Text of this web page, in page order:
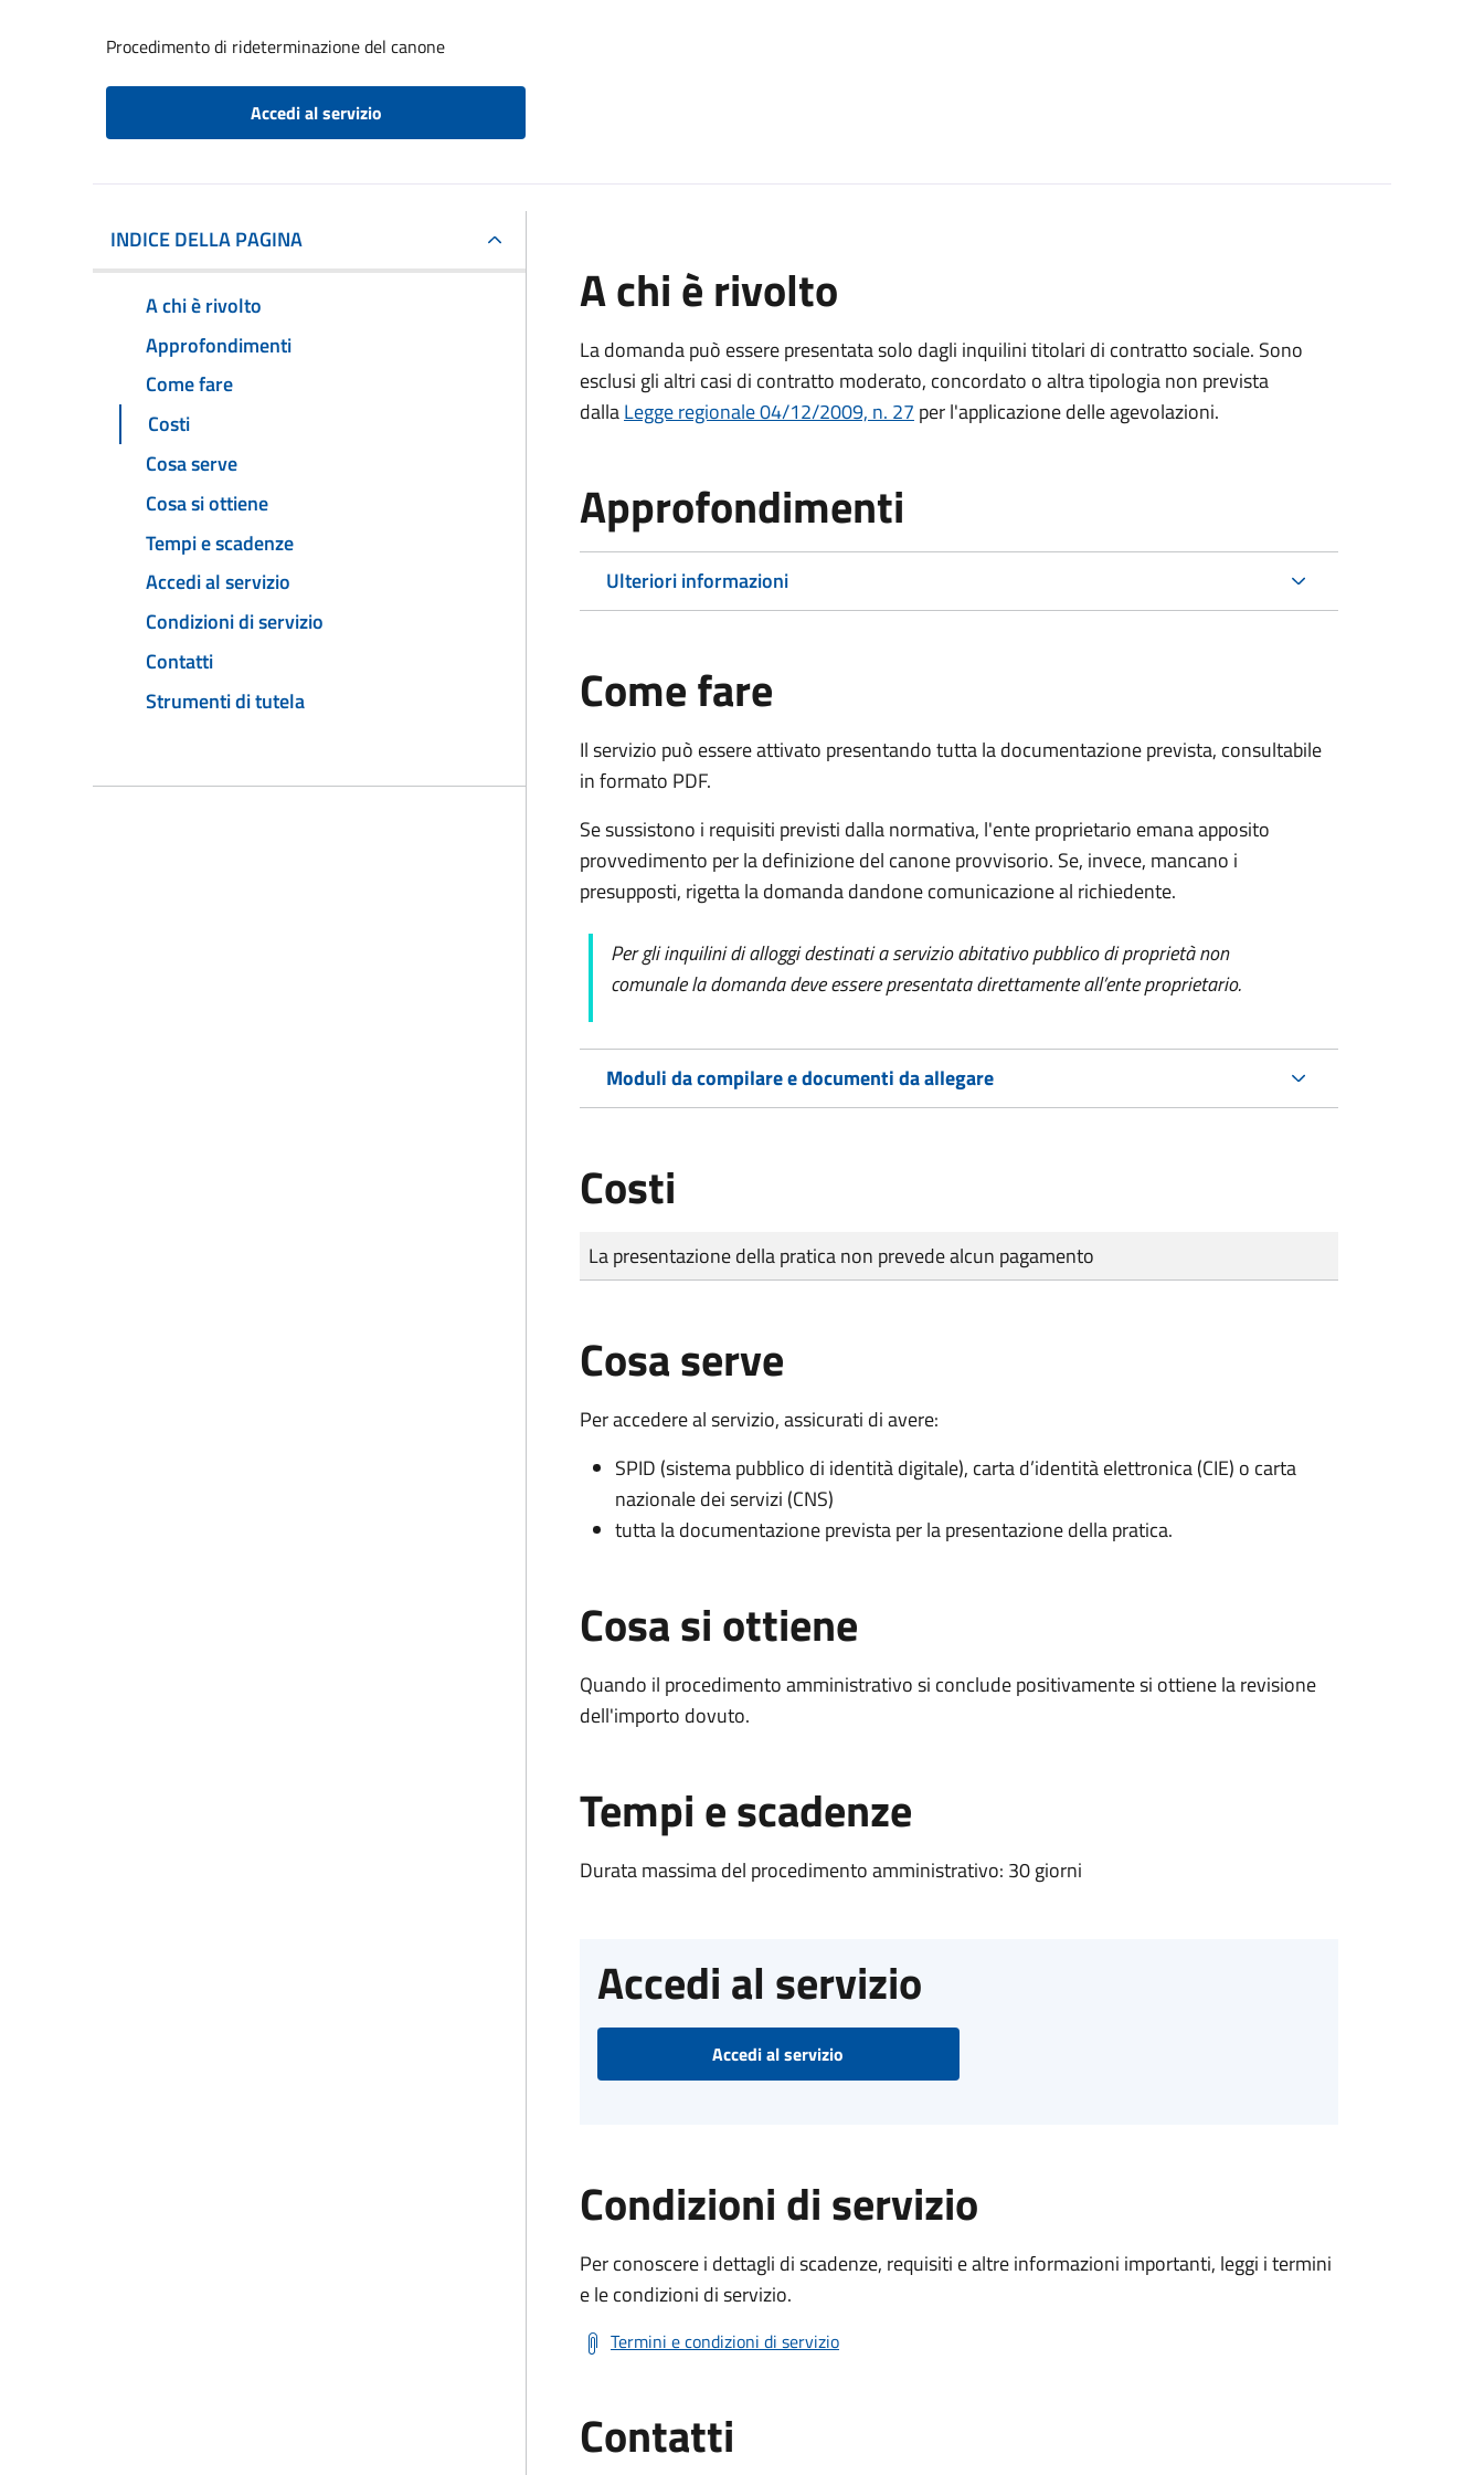
Procedimento di rideterminazione del canone
Accedi al servizio
INDICE DELLA PAGINA
A chi è rivolto
Approfondimenti
Come fare
Costi
Cosa serve
Cosa si ottiene
Tempi e scadenze
Accedi al servizio
Condizioni di servizio
Contatti
Strumenti di tutela
A chi è rivolto
La domanda può essere presentata solo dagli inquilini titolari di contratto sociale. Sono
esclusi gli altri casi di contratto moderato, concordato o altra tipologia non prevista
dallaLegge regionale 04/12/2009, n. 27 per l'applicazione delle agevolazioni.
Approfondimenti
Ulteriori informazioni
Come fare
Il servizio può essere attivato presentando tutta la documentazione prevista, consultabile
in formato PDF.
Se sussistono i requisiti previsti dalla normativa, l'ente proprietario emana apposito
provvedimento per la definizione del canone provvisorio. Se, invece, mancano i
presupposti, rigetta la domanda dandone comunicazione al richiedente.
Per gli inquilini di alloggi destinati a servizio abitativo pubblico di proprietà non
comunale la domanda deve essere presentata direttamente all’ente proprietario.
Moduli da compilare e documenti da allegare
Costi
Tipo di pagamento
Importo
La presentazione della pratica non prevede alcun pagamento
Cosa serve
Per accedere al servizio, assicurati di avere:
SPID (sistema pubblico di identità digitale), carta d’identità elettronica (CIE) o carta
nazionale dei servizi (CNS)
tutta la documentazione prevista per la presentazione della pratica.
Cosa si ottiene
Quando il procedimento amministrativo si conclude positivamente si ottiene la revisione
dell'importo dovuto.
Tempi e scadenze
Durata massima del procedimento amministrativo: 30 giorni
Accedi al servizio
Accedi al servizio
Condizioni di servizio
Per conoscere i dettagli di scadenze, requisiti e altre informazioni importanti, leggi i termini
e le condizioni di servizio.
Termini e condizioni di servizio
Contatti